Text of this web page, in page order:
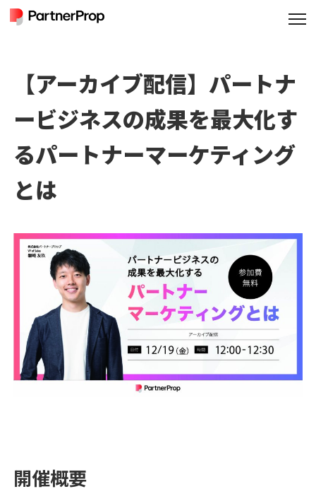
【アーカイブ配信】パートナ
ービジネスの成果を最大化す
るパートナーマーケティング
とは
開催概要